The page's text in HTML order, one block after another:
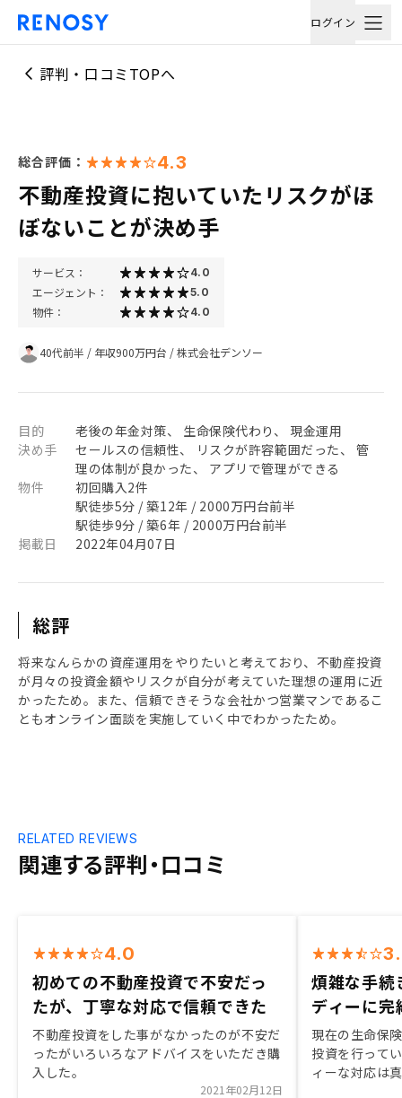
ログイン
評判・口コミTOPへ
総合評価： 4.3
不動産投資に抱いていたリスクがほ
ぼないことが決め手
サービス： 4.0
エージェント： 5.0
物件： 4.0
40代前半 / 年収900万円台 /株式会社デンソー
目的
老後の年金対策、 生命保険代わり、 現金運用
決め手
セールスの信頼性、 リスクが許容範囲だった、 管
理の体制が良かった、 アプリで管理ができる
物件
初回購入2件
駅徒歩5分 / 築12年 / 2000万円台前半
駅徒歩9分 / 築6年 / 2000万円台前半
掲載日
2022年04月07日
総評
将来なんらかの資産運用をやりたいと考えており、不動産投資
が月々の投資金額やリスクが自分が考えていた理想の運用に近
かったため。また、信頼できそうな会社かつ営業マンであるこ
ともオンライン面談を実施していく中でわかったため。
関連する評判・口コミ
RELATED REVIEWS
4.0
初めての不動産投資で不安だっ
たが、丁寧な対応で信頼できた
不動産投資をした事がなかったのが不安だ
ったがいろいろなアドバイスをいただき購
入した。
2021年02月12日
煩雑な手続
ディーに完
現在の生命保
投資を行って
ィーな対応は